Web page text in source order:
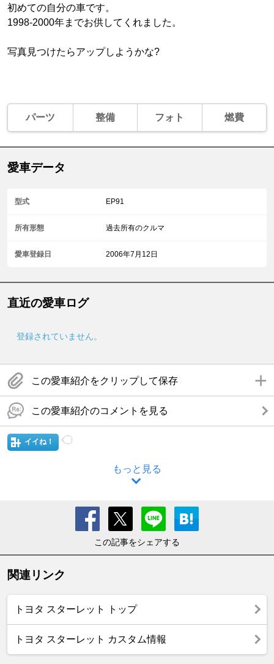
初めての自分の車です。
1998-2000年までお供してくれました。
写真見つけたらアップしようかな?
パーツ 整備 フォト 燃費
愛車データ
型式 EP91
所有形態 過去所有のクルマ
愛車登録日 2006年7月12日
直近の愛車ログ
登録されていません。
この愛車紹介をクリップして保存
この愛車紹介のコメントを見る
イイね！
もっと見る
この記事をシェアする
関連リンク
トヨタ スターレット トップ
トヨタ スターレット カスタム情報